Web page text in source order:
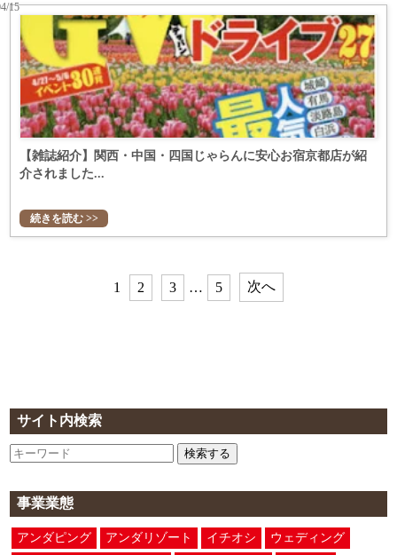
サイト内検索
検索する
事業業態
アンダピング アンダリゾート イチオシ
ウェディング
【雑誌紹介】関西・中国・四国じゃらんに安心お宿京都店が紹
介されました...
15
続きを読む >>
1 2 3 … 5 次へ